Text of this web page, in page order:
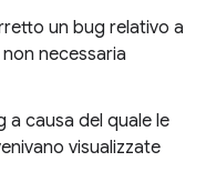
un bug relativo a
necessaria
causa del quale le
visualizzate